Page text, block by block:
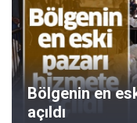
Bölgenin en
açıldı